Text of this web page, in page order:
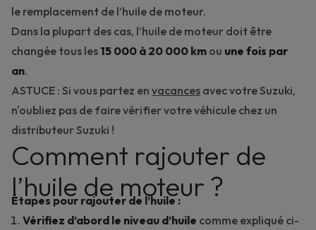
le remplacement de l’huile de moteur.
Dans la plupart des cas, l’huile de moteur doit être
changée tous les 15 000 à 20 000 km ou une fois par
an.
ASTUCE : Si vous partez en vacances avec votre Suzuki,
n'oubliez pas de faire vérifier votre véhicule chez un
distributeur Suzuki !
Comment rajouter de
l’huile de moteur ?
Étapes pour rajouter de l’huile :
Vérifiez d’abord le niveau d’huile comme expliqué ci-